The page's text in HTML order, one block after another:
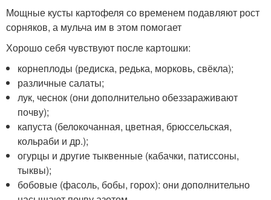
Мощные кусты картофеля со временем подавляют рост
сорняков, а мульча им в этом помогает
Хорошо себя чувствуют после картошки:
корнеплоды (редиска, редька, морковь, свёкла);
различные салаты;
лук, чеснок (они дополнительно обеззараживают
почву);
капуста (белокочанная, цветная, брюссельская,
кольраби и др.);
огурцы и другие тыквенные (кабачки, патиссоны,
тыквы);
бобовые (фасоль, бобы, горох): они дополнительно